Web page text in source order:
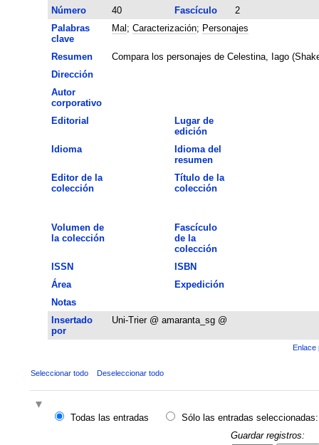
Número
40 Fascículo
2
Palabras
clave
Mal ; Caracterización; Personajes
Resumen
Compara los personajes de Celestina, Iago
Dirección
Autor
corporativo
Editorial
Lugar de
edición
Idioma
Idioma del
resumen
Editor de la
colección
Título de la
colección
Volumen de
la colección
Fascículo
de la
colección
ISSN
ISBN
Área
Expedición
Notas
Insertado
por
Uni-Trier @ amaranta_sg @
Enlace
Seleccionar todo Deseleccionar todo
Todas las entradas
Sólo las entradas seleccionadas:
Guardar registros: